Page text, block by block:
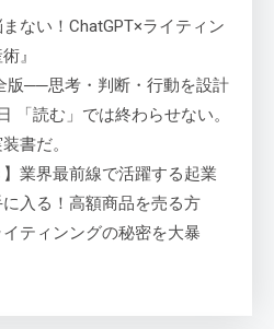
ない！ChatGPT×ライティン
』
版──思考・判断・行動を設計
「読む」では終わらせない。
書だ。
】業界最前線で活躍する起業
入る！高額商品を売る方
ティンングの秘密を大暴